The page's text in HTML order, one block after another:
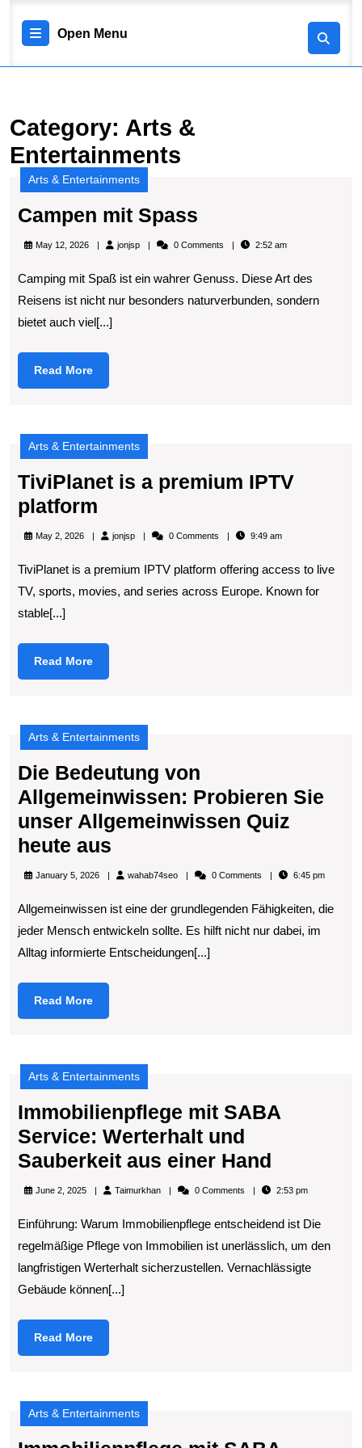
content
Open Menu
Menu
Category: Arts &
Entertainments
Arts & Entertainments
Campen mit Spass
mit
May 12, 2026 jonjspjonjsp 0 Comments 2:52 am
Camping mit Spaß ist ein wahrer Genuss. Diese Art des
Reisens ist nicht nur besonders naturverbunden, sondern
bietet auch viel[...]
Read MoreRead
More
Arts & Entertainments
TiviPlanet is a premium IPTV
platform
is
premium
IPTV
May 2, 2026 jonjspjonjsp 0 Comments 9:49 am
TiviPlanet is a premium IPTV platform offering access to live
TV, sports, movies, and series across Europe. Known for
stable[...]
Read MoreRead
More
Arts & Entertainments
Die Bedeutung von
Allgemeinwissen: Probieren Sie
unser Allgemeinwissen Quiz
heute aus
Bedeutung
Allgemeinwissen:
Probieren
heute
aus
January 5, 2026 wahab74seowahab74seo0 Comments 6:45 pm
Allgemeinwissen ist eine der grundlegenden Fähigkeiten, die
jeder Mensch entwickeln sollte. Es hilft nicht nur dabei, im
Alltag informierte Entscheidungen[...]
Read MoreRead
More
Arts & Entertainments
Immobilienpflege mit SABA
Service: Werterhalt und
Sauberkeit aus einer Hand
mit
Service:
und
June 2, 2025 TaimurkhanTaimurkhan0 Comments 2:53 pm
Einführung: Warum Immobilienpflege entscheidend ist Die
regelmäßige Pflege von Immobilien ist unerlässlich, um den
langfristigen Werterhalt sicherzustellen. Vernachlässigte
Gebäude können[...]
Read MoreRead
More
Arts & Entertainments